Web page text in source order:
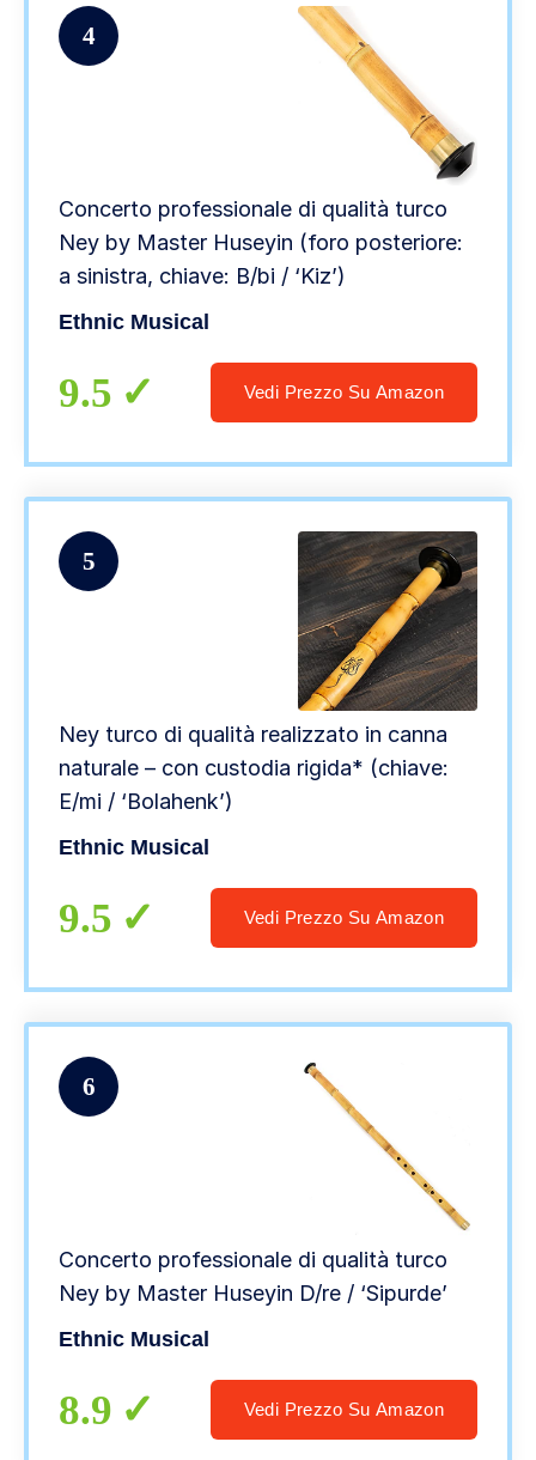
4
Concerto professionale di qualità turco
Ney by Master Huseyin (foro posteriore:
a sinistra, chiave: B/bi / ‘Kiz’)
Ethnic Musical
9.5 Vedi Prezzo Su Amazon
5
Ney turco di qualità realizzato in canna
naturale – con custodia rigida* (chiave:
E/mi / ‘Bolahenk’)
Ethnic Musical
9.5 Vedi Prezzo Su Amazon
6
Concerto professionale di qualità turco
Ney by Master Huseyin D/re / ‘Sipurde’
Ethnic Musical
8.9 Vedi Prezzo Su Amazon